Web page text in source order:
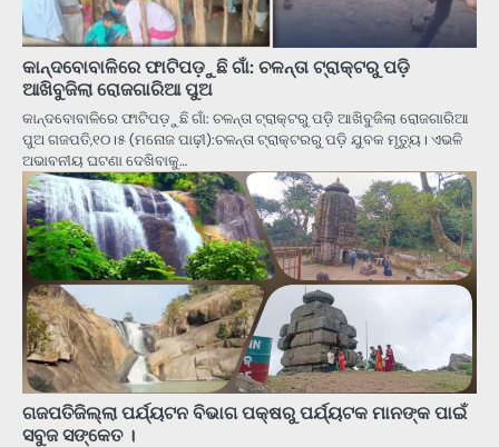
କାନ୍ଦବୋବାଳିରେ ଫାଟିପଡ଼ୁଛି ଗାଁ: ଚଳନ୍ତା ଟ୍ରାକ୍ଟରୁ ପଡ଼ି
ଆଖିବୁଜିଲା ରୋଜଗାରିଆ ପୁଅ
କାନ୍ଦବୋବାଳିରେ ଫାଟିପଡ଼ୁଛି ଗାଁ: ଚଳନ୍ତା ଟ୍ରାକ୍ଟରୁ ପଡ଼ି ଆଖିବୁଜିଲା ରୋଜଗାରିଆ
ପୁଅ ଗଜପତି,୧୦।୫ (ମନୋଜ ପାଢ଼ୀ):ଚଳନ୍ତା ଟ୍ରାକ୍ଟରରୁ ପଡ଼ି ଯୁବକ ମୃତ୍ୟୁ। ଏଭଳି
ଅଭାବନୀୟ ଘଟଣା ଦେଖିବାକୁ…
ଗଜପତିଜିଲ୍ଲା ପର୍ଯ୍ୟଟନ ବିଭାଗ ପକ୍ଷରୁ ପର୍ଯ୍ୟଟକ ମାନଙ୍କ ପାଇଁ
ସବୁଜ ସଙ୍କେତ ।